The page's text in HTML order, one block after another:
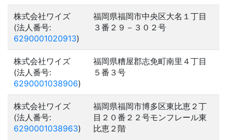
株式会社ワイズ
(法人番号:
6290001020913)
福岡県福岡市中央区大名１丁目
３番２９－３０２号
株式会社ワイズ
(法人番号:
6290001038906)
福岡県糟屋郡志免町南里４丁目
５番３号
株式会社ワイズ
(法人番号:
6290001038963)
福岡県福岡市博多区東比恵２丁
目２０番２２号モンフレール東
比恵２階